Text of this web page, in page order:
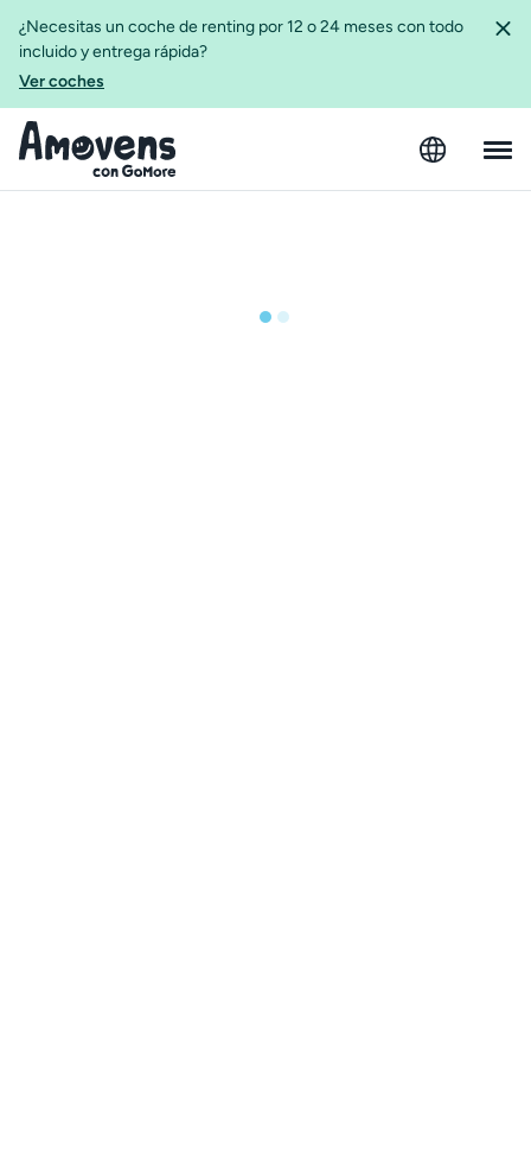
¿Necesitas un coche de renting por 12 o 24 meses con todo
incluido y entrega rápida?
Ver coches